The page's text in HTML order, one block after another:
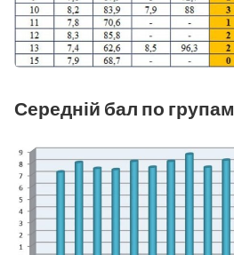
Середній бал по групам